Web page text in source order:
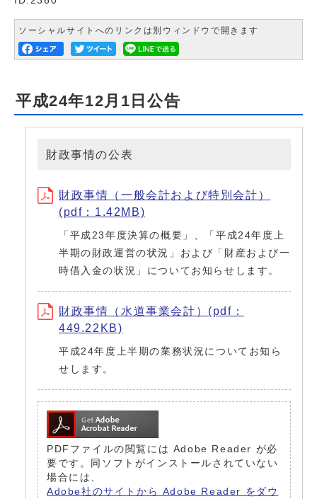
ソーシャルサイトへのリンクは別ウィンドウで開きます
平成24年12月1日公告
財政事情の公表
財政事情（一般会計および特別会計）
(pdf：1.42MB)
「平成23年度決算の概要」、「平成24年度上
半期の財政運営の状況」および「財産および一
時借入金の状況」についてお知らせします。
財政事情（水道事業会計）(pdf：
449.22KB)
平成24年度上半期の業務状況についてお知ら
せします。
PDFファイルの閲覧には Adobe Reader が必
要です。同ソフトがインストールされていない
場合には、
Adobe社のサイトから Adobe Reader をダウ